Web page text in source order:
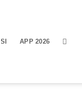
APP 2026